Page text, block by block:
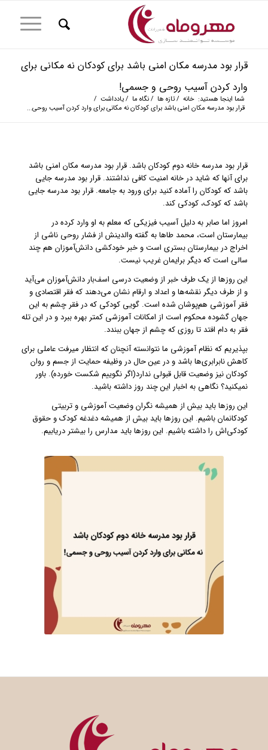
قرار بود مدرسه مکان امنی باشد برای کودکان نه مکانی برای
وارد کردن آسیب روحی و جسمی!
شما اینجا هستید: خانه / تازه ها / نگاه ما / یادداشت /
قرار بود مدرسه مکان امنی باشد برای کودکان نه مکانی برای وارد کردن آسیب روحی...
قرار بود مدرسه خانه دوم کودکان باشد. قرار بود مدرسه مکان امنی باشد
برای آنها که شاید در خانه امنیت کافی نداشتند. قرار بود مدرسه جایی
باشد که کودکان را آماده کنید برای ورود به جامعه. قرار بود مدرسه جایی
باشد که کودک، کودکی کند.
امروز اما صابر به دلیل آسیب فیزیکی که معلم به او وارد کرده در
بیمارستان است، محمد طاها به گفته والدینش از فشار روحی ناشی از
اخراج در بیمارستان بستری است و خبر خودکشی دانش‌آموزان هم چند
سالی است که دیگر برایمان غریب نیست.
این روزها از یک طرف خبر از وضعیت درسی اسف‌بار دانش‌آموزان می‌آید
و از طرف دیگر نقشه‌ها و اعداد و ارقام نشان می‌دهند که فقر اقتصادی و
فقر آموزشی هم‌پوشان شده است‌. گویی کودکی که در فقر چشم به این
جهان گشوده محکوم است از امکانات آموزشی کمتر بهره ببرد و در این تله
فقر به دام افتد تا روزی که چشم از جهان ببندد.
بپذیریم که نظام آموزشی ما نتوانسته آنچنان که انتظار میرفت عاملی برای
کاهش نابرابری‌ها باشد و در عین حال در وظیفه حمایت از جسم و روان
کودکان نیز وضعیت قابل قبولی ندارد(اگر نگوییم شکست خورده). باور
نمیکنید؟ نگاهی به اخبار این چند روز داشته باشید.
این روزها باید بیش از همیشه نگران وضعیت آموزشی و تربیتی
کودکانمان باشیم. این روزها باید بیش از همیشه دغدغه کودک و حقوق
کودکی‌اش را داشته باشیم. این روزها باید مدارس را بیشتر دریابیم.